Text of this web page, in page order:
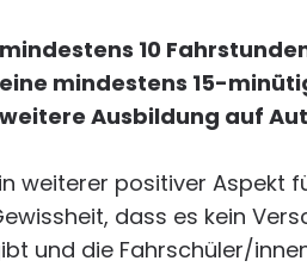
10
mindestens 15-
Ausbildung auf
weiterer positiver Aspekt
dass es kein
und die Fahrschüler/